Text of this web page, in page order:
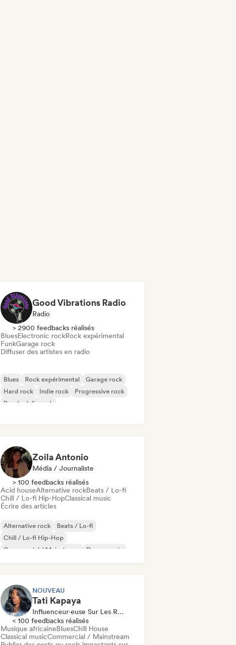
Good Vibrations Radio
Radio
> 2900 feedbacks réalisés
BluesElectronic rockRock expérimental
FunkGarage rock
Diffuser des artistes en radio
Blues Rock expérimental
Garage rock
Hard rock
Indie rock
Progressive rock
Psychedelic rock
Zoila Antonio
Média / Journaliste
> 100 feedbacks réalisés
Acid houseAlternative rockBeats / Lo-fi
Chill / Lo-fi Hip-HopClassical music
Écrire des articles
Alternative rock
Beats / Lo-fi
Chill / Lo-fi Hip-Hop
Commercial / Mainstream
Dance music
NOUVEAU
Tati Kapaya
Influenceur·euse Sur Les Réseaux Sociaux
< 100 feedbacks réalisés
Musique africaineBluesChill House
Classical musicCommercial / Mainstream